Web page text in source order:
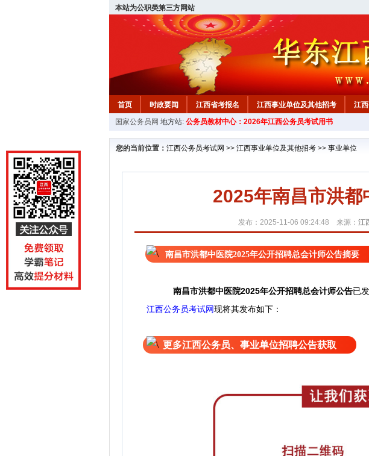
本站为公职类第三方网站
首页 时政要闻 江西省考报名 江西事业单位及其他招考 江
教材中心
国家公务员网 地方站: 公务员教材中心：2026年江西公务员考试用书
您的当前位置： 江西公务员考试网 >> 江西事业单位及其他招考 >> 事业单位
2025年南昌市洪
发布：2025-11-06 09:24:48 来源： 江
南昌市洪都中医院2025年公开招聘总会计师公告摘要
南昌市洪都中医院2025年公开招聘总会计师公告已
江西公务员考试网现将其发布如下：
更多江西公务员、事业单位招聘公告获取